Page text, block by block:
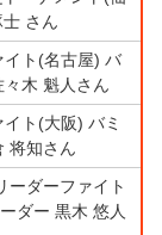
さん
ト(名古屋) バ
木 魁人さん
ト(大阪) バミ
将知さん
ーダーファイト
ダー 黒木 悠人